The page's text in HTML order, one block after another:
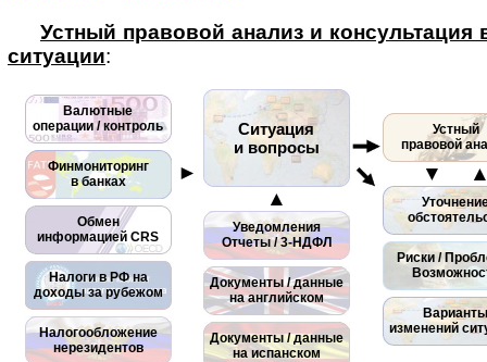
Устный правовой анализ и
ситуации:
Валютные
операции / контроль
Финмониторинг
в банках
Обмен
информацией CRS
Налоги в РФ на
доходы за рубежом
Налогообложение
нерезидентов
►
Ситуация
и вопросы
▲
Уведомления
Отчеты / 3-НДФЛ
Документы / данные
на английском
Документы / данные
на испанском
Устный
правовой
▼
Риски /
Варианты
изменений